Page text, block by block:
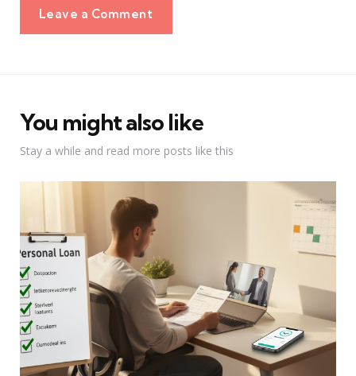
Leave a Comment
You might also like
Stay a while and read more posts like this